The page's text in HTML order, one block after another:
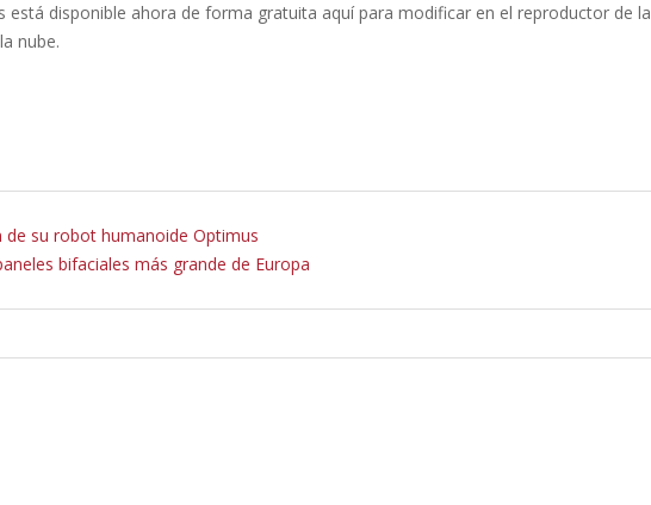
está disponible ahora de forma gratuita aquí para modificar en el reproductor de la
nube.
su robot humanoide Optimus
bifaciales más grande de Europa